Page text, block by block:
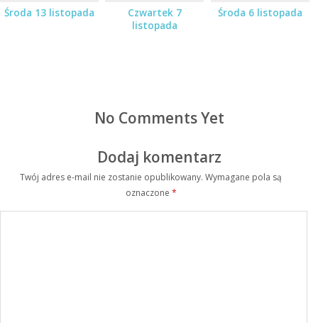
Środa 13 listopada
Czwartek 7
listopada
Środa 6 listopada
No Comments Yet
Dodaj komentarz
Twój adres e-mail nie zostanie opublikowany. Wymagane pola są
oznaczone *